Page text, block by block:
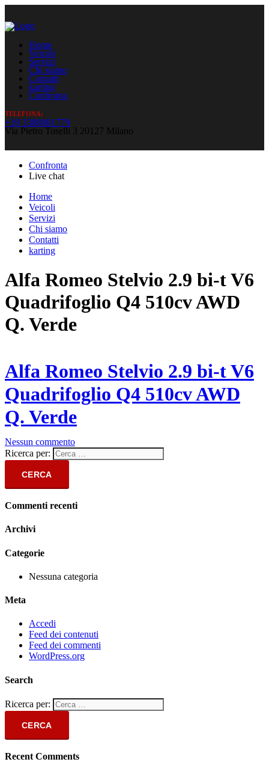
Home
Veicoli
Servizi
Chi siamo
Contatti
karting
Confronta
TELEFONA:
+39 3388081779
Via Pietro Toselli 3 20127 Milano
Confronta
Live chat
Home
Veicoli
Servizi
Chi siamo
Contatti
karting
Alfa Romeo Stelvio 2.9 bi-t V6
Quadrifoglio Q4 510cv AWD
Q. Verde
Alfa Romeo Stelvio 2.9 bi-t V6
Quadrifoglio Q4 510cv AWD
Q. Verde
Nessun commento
Ricerca per:
Commenti recenti
Archivi
Categorie
Nessuna categoria
Meta
Accedi
Feed dei contenuti
Feed dei commenti
WordPress.org
Search
Ricerca per:
Recent Comments